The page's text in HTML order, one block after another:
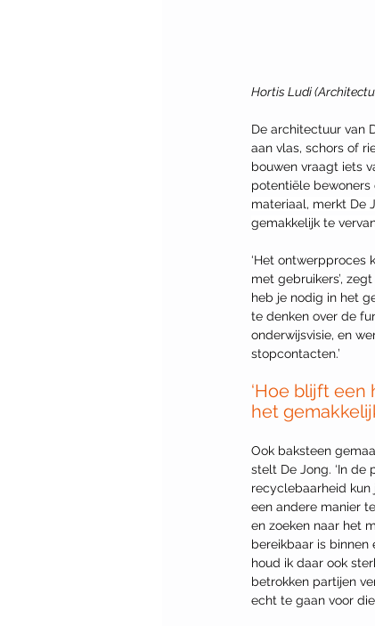
Hortis Ludi
De architectuur van
aan vlas, schors of
bouwen vraagt iets
potentiële
materiaal, merkt De
gemakkelijk te
‘Het ontwerpproces
met gebruikers’,
heb je nodig in het
te denken over de
onderwijsvisie, en
stopcontacten.’
‘Hoe blijft
het
Ook baksteen
stelt De Jong. ‘In
recyclebaarheid kun
een andere manier
en zoeken naar het
bereikbaar is binnen
houd ik daar ook
betrokken partijen
echt te gaan voor